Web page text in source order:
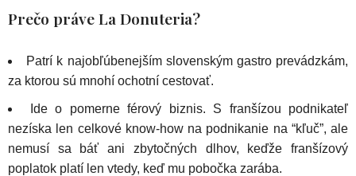
Prečo práve La Donuteria?
Patrí k najobľúbenejším slovenským gastro prevádzkám,
za ktorou sú mnohí ochotní cestovať.
Ide o pomerne férový biznis.
S franšízou podnikateľ
nezíska len celkové know-how na podnikanie na “kľuč”, ale
nemusí sa báť ani zbytočných dlhov, keďže franšízový
poplatok platí len vtedy, keď mu pobočka zarába.